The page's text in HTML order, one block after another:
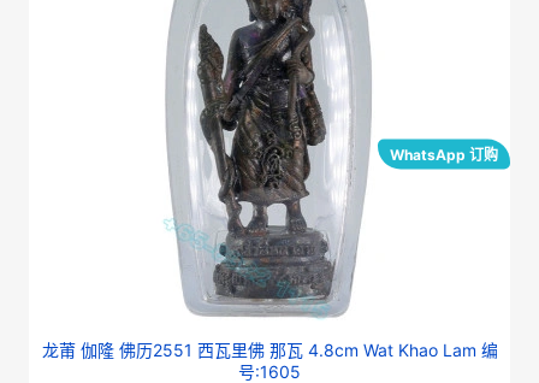
龙莆 伽隆 佛历2551 西瓦里佛 那瓦 4.8cm Wat Khao Lam 编
号:1605
WhatsApp 订购